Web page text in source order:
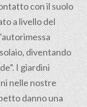
con il suolo
a livello del
diventando
I giardini
nelle nostre
danno una